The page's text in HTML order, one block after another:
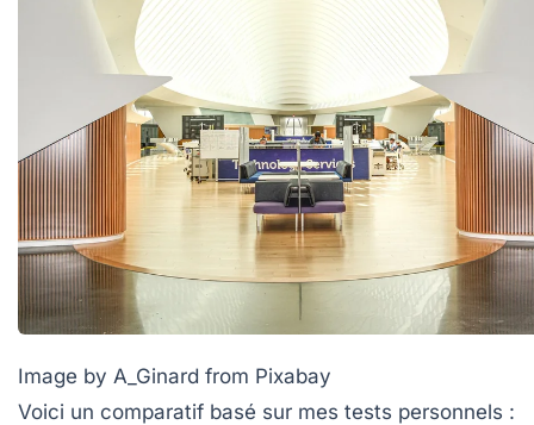
Image by A_Ginard from Pixabay
Voici un comparatif basé sur mes tests personnels :